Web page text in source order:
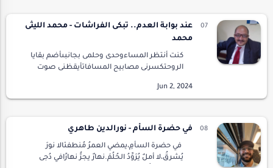
عند بوابة العدم.. تبكى الفراشات - محمد الليثى
محمد
كنت أنتظر المساءوحدى وحلمى بجانبىأضم بقايا
الروحتكسرنى مصابيح المسافاتأيقظنى صوت
صعودىخلف صليب البوحلعلى أجد ما ضاع منىفألم
أجد روحىحين يقتلن…
في حضرة السأم - نورالدين طاهري
في حضرة السأمِ،يمضي العمرُ مُنطفئًالا نورَ
يُشرقُ،لا أملٌ يُرَوِّدُ الحُلُمَ.نهارٌ يجرُّ نهارًافي دُجى